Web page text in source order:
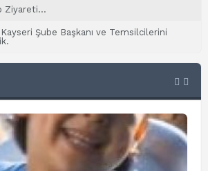
Ziyareti…
Kayseri Şube Başkanı ve Temsilcilerini